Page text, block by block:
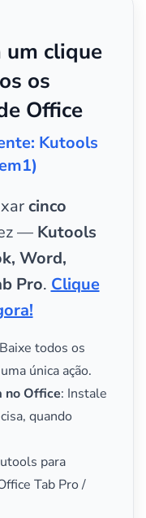
um clique
os
Office
Kutools
cinco
— Kutools
Word,
Pro. Clique
todos os
única ação.
no Office: Instale
quando
para
Tab Pro /